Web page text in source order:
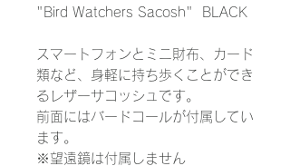
"Bird Watchers Sacosh" BLACK
スマートフォンとミニ財布、カード
類など、身軽に持ち歩くことができ
るレザーサコッシュです。
前面にはバードコールが付属してい
ます。
※望遠鏡は付属しません